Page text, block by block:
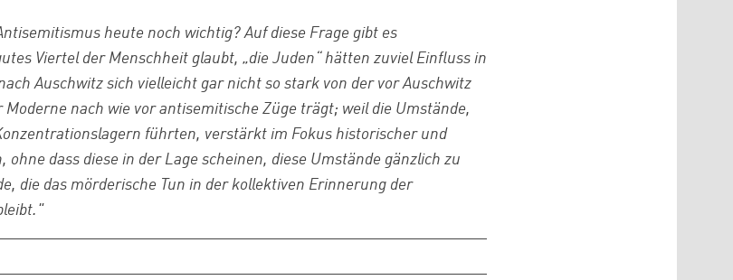
heute noch wichtig? Auf diese Frage gibt es
Viertel der Menschheit glaubt, „die Juden“ hätten zuviel Einfluss in
Auschwitz sich vielleicht gar nicht so stark von der vor Auschwitz
nach wie vor antisemitische Züge trägt; weil die Umstände,
führten, verstärkt im Fokus historischer und
ohne dass diese in der Lage scheinen, diese Umstände gänzlich zu
die das mörderische Tun in der kollektiven Erinnerung der
hinzugefügt: